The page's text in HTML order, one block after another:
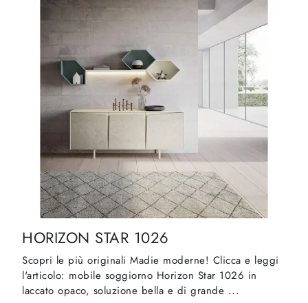
HORIZON STAR 1026
Scopri le più originali Madie moderne! Clicca e leggi
l'articolo: mobile soggiorno Horizon Star 1026 in
laccato opaco, soluzione bella e di grande ...